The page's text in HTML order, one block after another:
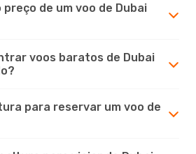
preço de um voo de Dubai
voos baratos de Dubai
para reservar um voo de